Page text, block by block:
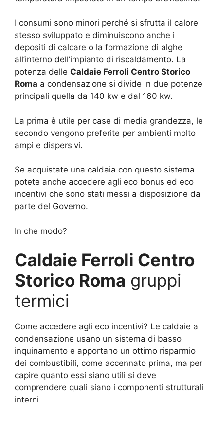
I consumi sono minori perché si sfrutta il calore
stesso sviluppato e diminuiscono anche i
depositi di calcare o la formazione di alghe
all’interno dell’impianto di riscaldamento. La
potenza delle Caldaie Ferroli Centro Storico
Roma a condensazione si divide in due potenze
principali quella da 140 kw e dal 160 kw.
La prima è utile per case di media grandezza, le
secondo vengono preferite per ambienti molto
ampi e dispersivi.
Se acquistate una caldaia con questo sistema
potete anche accedere agli eco bonus ed eco
incentivi che sono stati messi a disposizione da
parte del Governo.
In che modo?
Caldaie Ferroli Centro
Storico Roma gruppi
termici
Come accedere agli eco incentivi? Le caldaie a
condensazione usano un sistema di basso
inquinamento e apportano un ottimo risparmio
dei combustibili, come accennato prima, ma per
capire quanto essi siano utili si deve
comprendere quali siano i componenti strutturali
interni.